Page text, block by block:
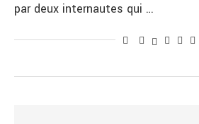
par deux internautes qui …